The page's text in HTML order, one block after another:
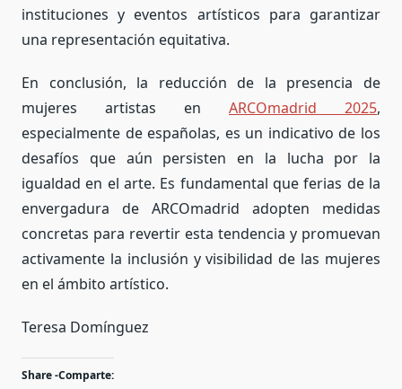
instituciones y eventos artísticos para garantizar
una representación equitativa.
En conclusión, la reducción de la presencia de
mujeres artistas en ARCOmadrid 2025,
especialmente de españolas, es un indicativo de los
desafíos que aún persisten en la lucha por la
igualdad en el arte. Es fundamental que ferias de la
envergadura de ARCOmadrid adopten medidas
concretas para revertir esta tendencia y promuevan
activamente la inclusión y visibilidad de las mujeres
en el ámbito artístico.
Teresa Domínguez
Share -Comparte: